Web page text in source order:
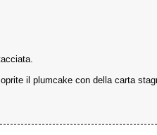
il plumcake con della carta